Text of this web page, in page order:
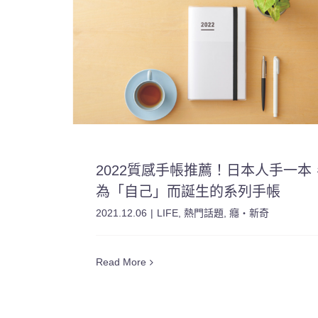
2022質感手帳推薦！日本人手一本
為「自己」而誕生的系列手帳
2021.12.06 | LIFE, 熱門話題, 癮・新奇
Read More